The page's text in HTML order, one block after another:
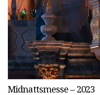
Midnattsmesse – 2023